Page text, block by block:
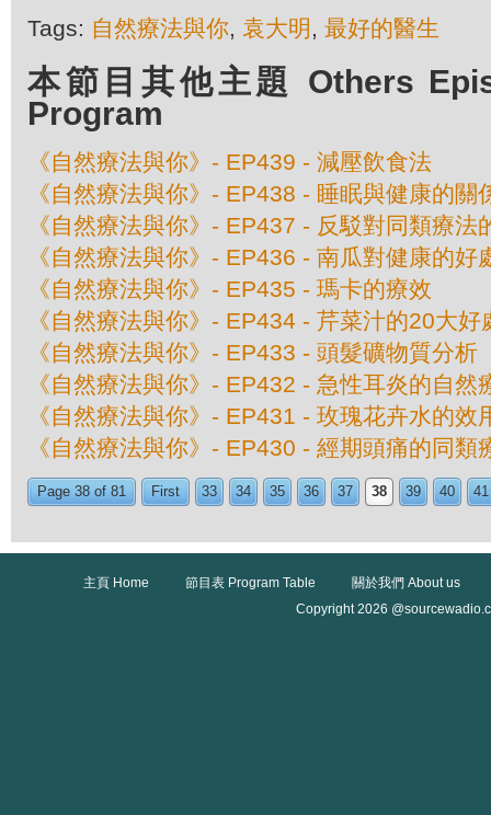
Tags: 自然療法與你, 袁大明 , 最好的醫生
本節目其他主題 Others
Program
《自然療法與你》- EP439 - 減壓飲食法
《自然療法與你》- EP438 - 睡眠與健康的關
《自然療法與你》- EP437 - 反駁對同類療法
《自然療法與你》- EP436 - 南瓜對健康的好
《自然療法與你》- EP435 - 瑪卡的療效
《自然療法與你》- EP434 - 芹菜汁的20大好
《自然療法與你》- EP433 - 頭髮礦物質分析
《自然療法與你》- EP432 - 急性耳炎的自然
《自然療法與你》- EP431 - 玫瑰花卉水的效
《自然療法與你》- EP430 - 經期頭痛的同類
Page 38 of 81 First 33 34 35 36 37 38 39 40 41
主頁 Home 節目表 Program Table
關於我們 About us
Copyright 2026